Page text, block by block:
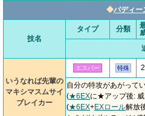
◆バディー
技名
タイプ 分類
いうなれば先輩の
マキシマスムサイ
ブレイカー
エスパー 特殊
自分の特攻があがって
(★6EXに★アップ後:
(★6EX+EXロール解放